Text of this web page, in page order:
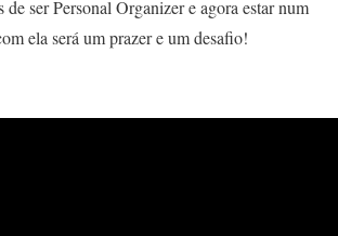
de ser Personal Organizer e agora estar num
ela será um prazer e um desafio!